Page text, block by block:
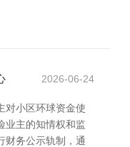
2026-06-24
对小区环球资金使
业主的知情权和监
财务公示轨制，通